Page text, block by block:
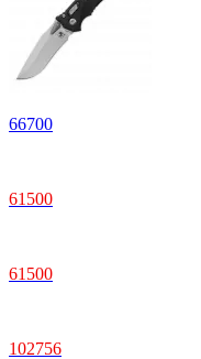
66700
61 500
61 500
102756